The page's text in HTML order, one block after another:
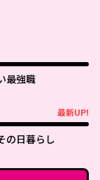
最強職
最新UP!
の日暮らし